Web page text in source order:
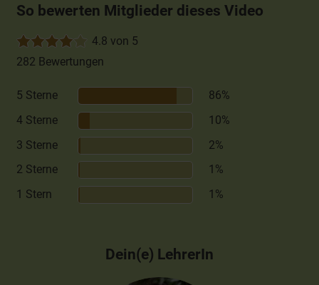
So bewerten Mitglieder dieses Video
4.8 von 5
282 Bewertungen
5 Sterne
86%
4 Sterne
10%
3 Sterne
2%
2 Sterne
1%
1 Stern
1%
Dein(e) LehrerIn